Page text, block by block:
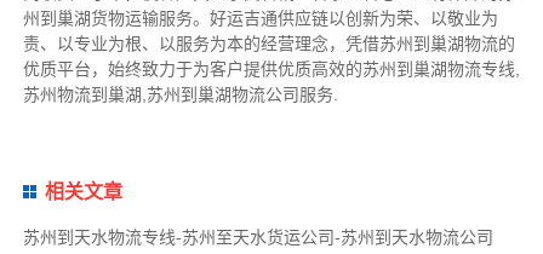
州到巢湖货物运输服务。好运吉通供应链以创新为荣、以敬业为
责、以专业为根、以服务为本的经营理念，凭借苏州到巢湖物流的
优质平台，始终致力于为客户提供优质高效的苏州到巢湖物流专线,
苏州物流到巢湖,苏州到巢湖物流公司服务.
相关文章
苏州到天水物流专线-苏州至天水货运公司-苏州到天水物流公司